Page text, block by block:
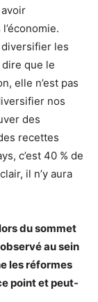
avoir
diversifier les
que le
elle n’est pas
nos
des
recettes
c’est 40 % de
il n’y aura
du sommet
au sein
les réformes
point et peut-